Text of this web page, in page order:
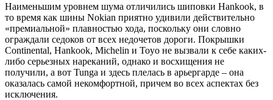
Наименьшим уровнем шума отличились шиповки Hankook, в
то время как шины Nokian приятно удивили действительно
«премиальной» плавностью хода, поскольку они словно
ограждали седоков от всех недочетов дороги. Покрышки
Continental, Hankook, Michelin и Toyo не вызвали к себе каких-
либо серьезных нареканий, однако и восхищения не
получили, а вот Tunga и здесь плелась в арьергарде – она
оказалась самой некомфортной, причем во всех аспектах без
исключения.